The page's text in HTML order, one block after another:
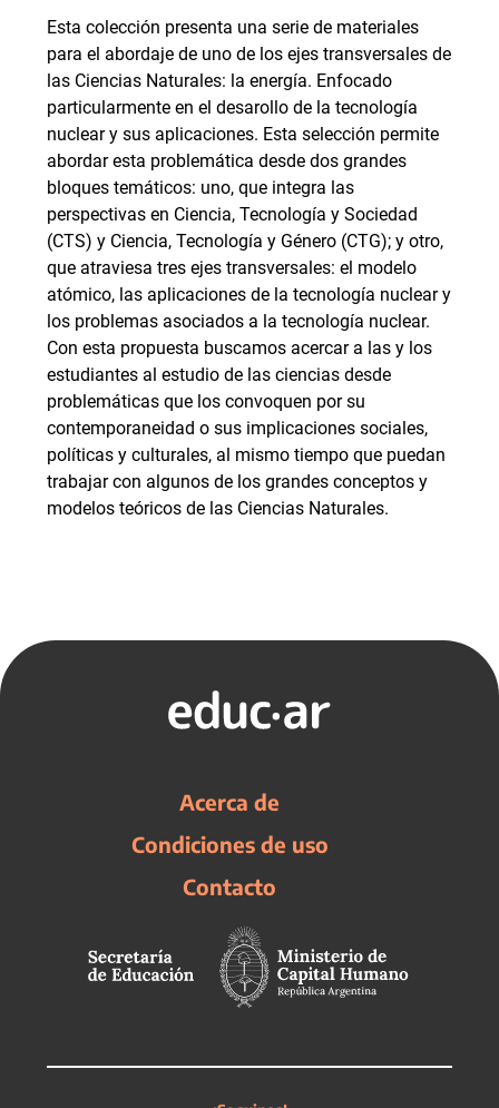
Esta colección presenta una serie de materiales
para el abordaje de uno de los ejes transversales de
las Ciencias Naturales: la energía. Enfocado
particularmente en el desarollo de la tecnología
nuclear y sus aplicaciones. Esta selección permite
abordar esta problemática desde dos grandes
bloques temáticos: uno, que integra las
perspectivas en Ciencia, Tecnología y Sociedad
(CTS) y Ciencia, Tecnología y Género (CTG); y otro,
que atraviesa tres ejes transversales: el modelo
atómico, las aplicaciones de la tecnología nuclear y
los problemas asociados a la tecnología nuclear.
Con esta propuesta buscamos acercar a las y los
estudiantes al estudio de las ciencias desde
problemáticas que los convoquen por su
contemporaneidad o sus implicaciones sociales,
políticas y culturales, al mismo tiempo que puedan
trabajar con algunos de los grandes conceptos y
modelos teóricos de las Ciencias Naturales.
Acerca de
Condiciones de uso
Contacto